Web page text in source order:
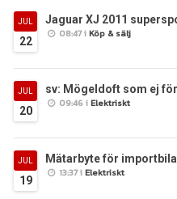
JUL
22
Jaguar XJ 2011
08:47 iKöp & sälj
JUL
20
sv: Mögeldoft som ej
09:46 iElektriskt
JUL
19
Mätarbyte för
13:37 iElektriskt